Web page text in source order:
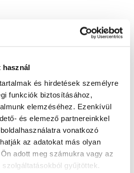
használ
és hirdetések személyre
funkciók biztosításához,
elemzéséhez. Ezenkívül
és elemező partnereinkkel
vonatkozó
az adatokat más olyan
adott meg számukra vagy az
gyűjtöttek.
12+18V XA S - Fűtött kabát
Kosárba